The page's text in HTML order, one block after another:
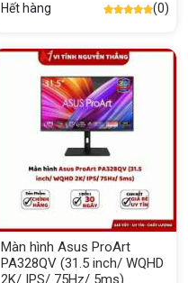
Hết hàng (0)
Màn hình Asus ProArt
PA328QV (31.5 inch/ WQHD
2K/ IPS/ 75Hz/ 5ms)